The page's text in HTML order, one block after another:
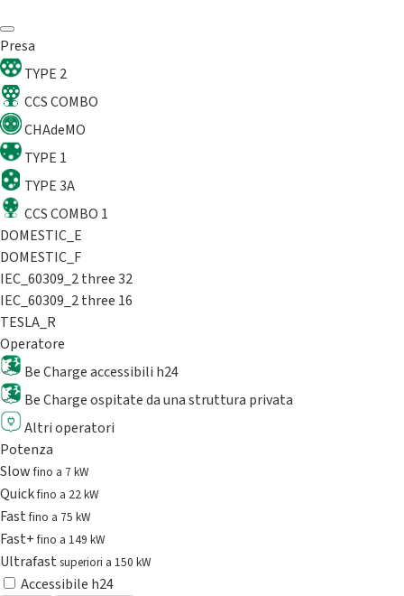
Presa
TYPE 2
CCS COMBO
CHAdeMO
TYPE 1
TYPE 3A
CCS COMBO 1
DOMESTIC_E
DOMESTIC_F
IEC_60309_2 three 32
IEC_60309_2 three 16
TESLA_R
Operatore
Be Charge accessibili h24
Be Charge ospitate da una struttura privata
Altri operatori
Potenza
Slowfino a 7 kW
Quickfino a 22 kW
Fastfino a 75 kW
Fast+fino a 149 kW
Ultrafast superiori a 150 kW
Accessibile h24